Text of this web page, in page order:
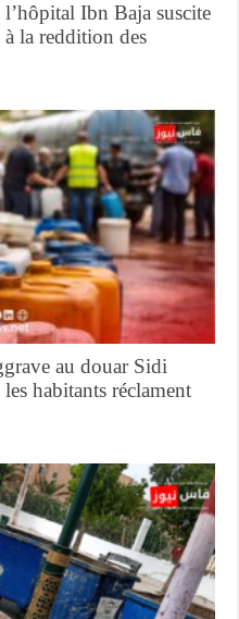
l’hôpital Ibn Baja suscite
à la reddition des
au douar Sidi
habitants réclament